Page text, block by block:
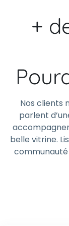
+
Nos clients
parlent
belle vitrine.
communauté